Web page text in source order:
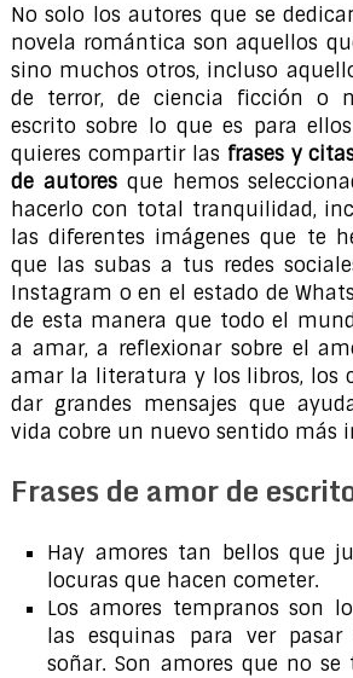
No solo los autores que se
novela romántica son aquellos
sino muchos otros, incluso
de terror, de ciencia ficción o
escrito sobre lo que es para
quieres compartir las frases y
de autoresque hemos
hacerlo con total tranquilidad,
las diferentes imágenes que te
que las subas a tus redes
Instagram o en el estado de
de esta manera que todo el
a amar, a reflexionar sobre el
amar la literatura y los libros, los
dar grandes mensajes que
vida cobre un nuevo sentido más
Frases de amor de
Hay amores tan bellos que
locuras que hacen cometer.
Los amores tempranos son
las esquinas para ver
soñar. Son amores que no se